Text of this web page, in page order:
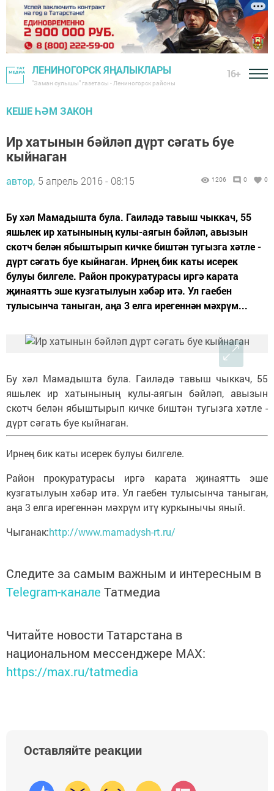
ЛЕНИНОГОРСК ЯҢАЛЫКЛАРЫ
"Заман сулышы" газетасы - Лениногорск районы
16+
КЕШЕ ҺӘМ ЗАКОН
Ир хатынын бәйләп дүрт сәгать буе
кыйнаган
автор, 5 апрель 2016 - 08:15 1206 0 0
Бу хәл Мамадышта була. Гаиләдә тавыш чыккач, 55
яшьлек ир хатынының кулы-аягын бәйләп, авызын
скотч белән ябыштырып кичке биштән тугызга хәтле -
дүрт сәгать буе кыйнаган. Ирнең бик каты исерек
булуы билгеле. Район прокуратурасы иргә карата
җинаятть эше кузгатылуын хәбәр итә. Ул гаебен
тулысынча таныган, аңа 3 елга ирегеннән мәхрүм...
Бу хәл Мамадышта була. Гаиләдә тавыш чыккач, 55
яшьлек ир хатынының кулы-аягын бәйләп, авызын
скотч белән ябыштырып кичке биштән тугызга хәтле -
дүрт сәгать буе кыйнаган.
Ирнең бик каты исерек булуы билгеле.
Район прокуратурасы иргә карата җинаятть эше
кузгатылуын хәбәр итә. Ул гаебен тулысынча таныган,
аңа 3 елга ирегеннән мәхрүм итү куркынычы яный.
Чыганак:http://www.mamadysh-rt.ru/
Следите за самым важным и интересным в
Telegram-канале Татмедиа
Читайте новости Татарстана в
национальном мессенджере MАХ:
https://max.ru/tatmedia
Оставляйте реакции